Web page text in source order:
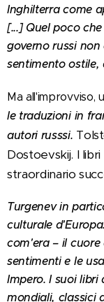
Inghilterra come
[...] Quel poco
governo russi
sentimento
Ma all'improvviso,
le traduzioni in
autori russsi.
Dostoevskij. I
straordinario
Turgenev in
culturale
com'era – il cuore
sentimenti e le
Impero. I suoi libri
mondiali, classici